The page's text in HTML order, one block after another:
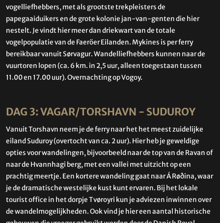
vogelliefhebbers, met als grootste trekpleisters de
papegaaiduikers en de grote kolonie jan-van-genten die hier
nestelt. Je vindt hier meer dan driekwart van de totale
vogelpopulatie van de Faeröer Eilanden. Mykines is per ferry
bereikbaar vanuit Sørvagur. Wandelliefhebbers kunnen naar de
vuurtoren lopen (ca. 6 km. in 2,5 uur, alleen toegestaan tussen
11.00 en 17.00 uur). Overnachting op Vogoy.
DAG 3: VAGAR/TORSHAVN - SUDUROY
Vanuit Torshavn neem je de ferry naar het het meest zuidelijke
eiland Suduroy (overtocht van ca. 2 uur). Hier heb je geweldige
opties voor wandelingen, bijvoorbeeld naar de top van de Ravan of
naar de Hvannhagi berg, met een vallei met uitzicht op een
prachtig meertje. Een kortere wandeling gaat naarÁ Røðina, waar
je de dramatische westelijke kust kunt ervaren. Bij het lokale
tourist office in het dorpjeTvøroyri kun je adviezen inwinnen over
de wandelmogelijkheden. Ook vind je hier een aantal historische